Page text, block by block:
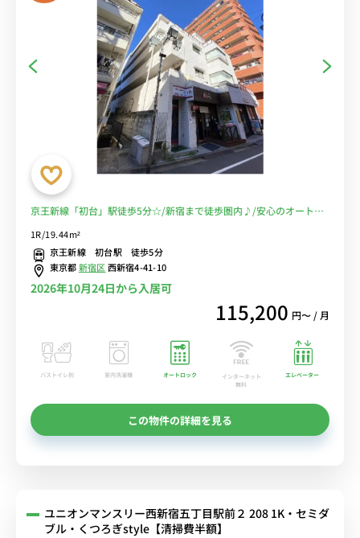
京王新線「初台」駅徒歩5分☆/新宿まで徒歩圏内♪/安心のオートロ
べるWi-Fi格安レンタル中！
1R/19.44m²
京王新線 初台駅 徒歩5分
東京都新宿区西新宿4-41-10
2026年10月24日から入居可
115,200 円〜 / 月
バストイレ別 室内洗濯機 オートロック
インターネット
無料
エレベーター
この物件の詳細を見る
ユニオンマンスリー西新宿五丁目駅前２ 208 1K・セミダ
ブル・くつろぎstyle【清掃費半額】